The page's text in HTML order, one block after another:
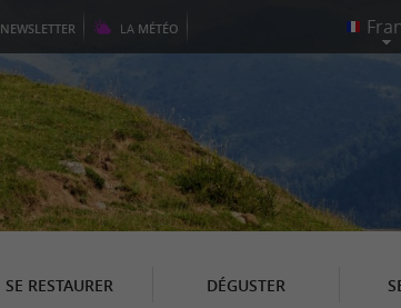
NEWSLETTER LA MÉTÉO
SE RESTAURER DÉGUSTER